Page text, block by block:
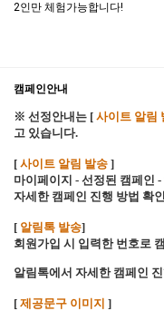
2인만 체험가능합니다!
캠페인안내
※ 선정안내는 [ 사이트 알림
고 있습니다.
[ 사이트 알림 발송 ]
마이페이지 - 선정된 캠페인
자세한 캠페인 진행 방법 확
[ 알림톡 발송]
회원가입 시 입력한 번호로
알림톡에서 자세한 캠페인
[ 제공문구 이미지 ]